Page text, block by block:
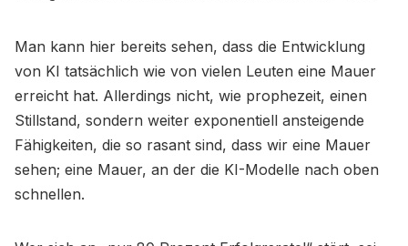
Man kann hier bereits sehen, dass die Entwicklung
von KI tatsächlich wie von vielen Leuten eine Mauer
erreicht hat. Allerdings nicht, wie prophezeit, einen
Stillstand, sondern weiter exponentiell ansteigende
Fähigkeiten, die so rasant sind, dass wir eine Mauer
sehen; eine Mauer, an der die KI-Modelle nach oben
schnellen.